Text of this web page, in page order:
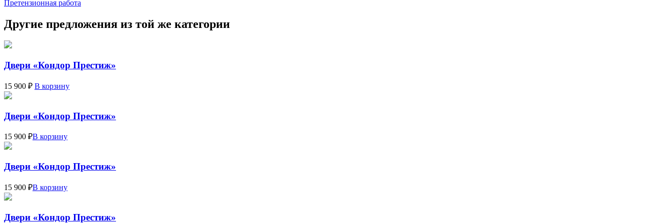
Претензионная работа
Другие предложения из той же категории
Двери «Кондор Престиж»
15 900 ₽ В корзину
Двери «Кондор Престиж»
15 900 ₽В корзину
Двери «Кондор Престиж»
15 900 ₽В корзину
Двери «Кондор Престиж»